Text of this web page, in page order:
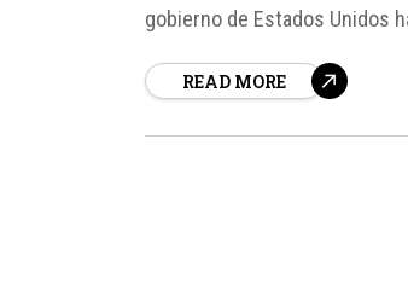
gobierno de Estados Unidos
READ MORE